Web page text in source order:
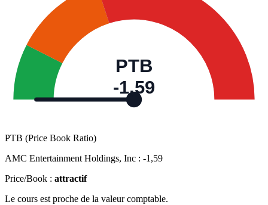
PTB
-1,59
PTB (Price Book Ratio)
AMC Entertainment Holdings, Inc : -1,59
Price/Book : attractif
Le cours est proche de la valeur comptable.